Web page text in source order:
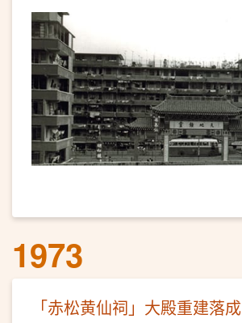
1973
「赤松黄仙祠」大殿重建落成